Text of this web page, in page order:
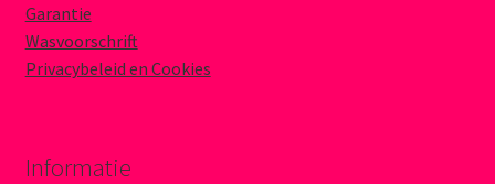
Garantie
Wasvoorschrift
Privacybeleid en Cookies
Informatie